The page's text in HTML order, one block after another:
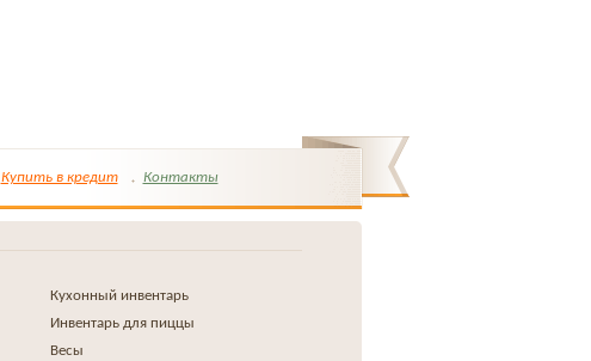
Купить в кредит Контакты
Кухонный инвентарь
Инвентарь для пиццы
Весы